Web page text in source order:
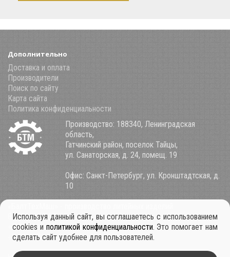
Дополнительно
Доставка и оплата
Производители
Поиск по сайту
Карта сайта
Политика конфиденциальности
Производство: 188340, Ленинградская
область,
Гатчинский район, поселок Тайцы,
ул. Санаторская, д. 24, помещ. 19
Офис: Санкт-Петербург, ул. Кронштадтская, д.
10
8 (800) 100-34-85
+7 921 911-39-53
+7 931 979-11-30
Используя данный сайт, вы соглашаетесь с использованием
cookies и политикой конфиденциальности. Это помогает нам
сделать сайт удобнее для пользователей.